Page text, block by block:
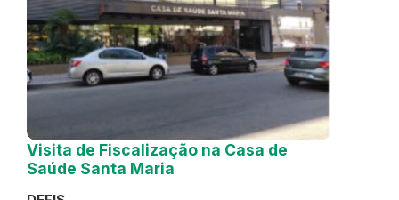
Visita de Fiscalização na Casa de
Saúde Santa Maria